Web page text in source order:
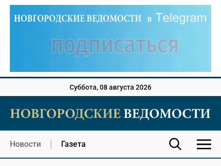
Суббота, 08 августа 2026
Новости Газета